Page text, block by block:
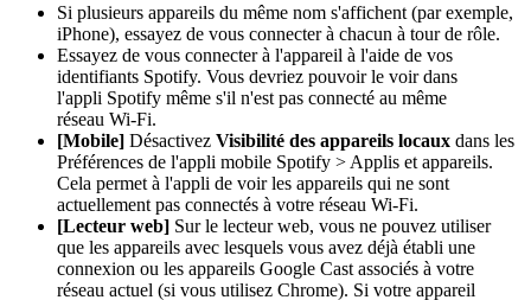
Si plusieurs appareils du même nom s'affichent (par exemple,
iPhone), essayez de vous connecter à chacun à tour de rôle.
Essayez de vous connecter à l'appareil à l'aide de vos
identifiants Spotify. Vous devriez pouvoir le voir dans
l'appli Spotify même s'il n'est pas connecté au même
réseau Wi-Fi.
[Mobile] Désactivez Visibilité des appareils locaux dans les
Préférences de l'appli mobile Spotify > Applis et appareils.
Cela permet à l'appli de voir les appareils qui ne sont
actuellement pas connectés à votre réseau Wi-Fi.
[Lecteur web] Sur le lecteur web, vous ne pouvez utiliser
que les appareils avec lesquels vous avez déjà établi une
connexion ou les appareils Google Cast associés à votre
réseau actuel (si vous utilisez Chrome). Si votre appareil